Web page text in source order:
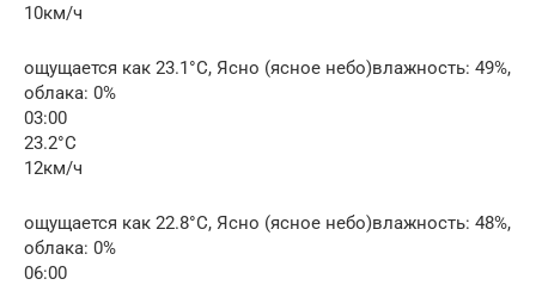
10км/ч
ощущается как 23.1°C, Ясно (ясное небо)влажность: 49%,
облака: 0%
03:00
23.2°C
12км/ч
ощущается как 22.8°C, Ясно (ясное небо)влажность: 48%,
облака: 0%
06:00